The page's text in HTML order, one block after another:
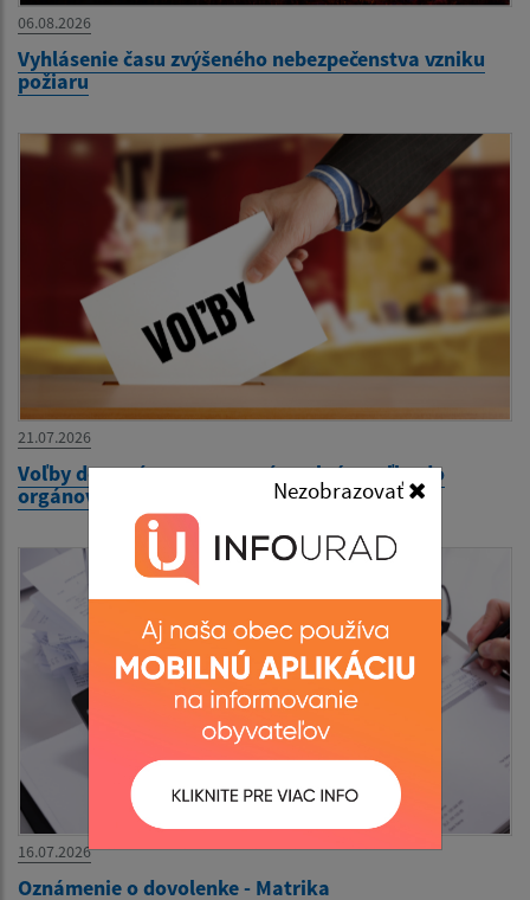
Nezobrazovať
06.08.2026
Vyhlásenie času zvýšeného nebezpečenstva vzniku
požiaru
21.07.2026
Voľby do orgánov samosprávy obcí a voľby do
orgánov samosprávnych krajov
16.07.2026
Oznámenie o dovolenke - Matrika